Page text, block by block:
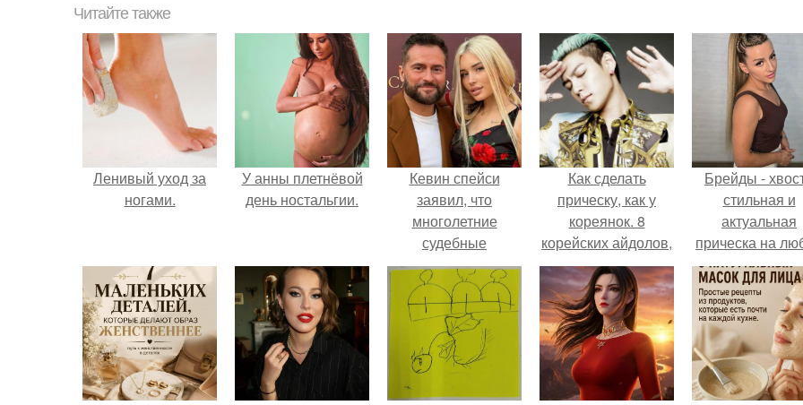
Читайте также
Ленивый уход за
ногами.
У анны плетнёвой
день ностальгии.
Кевин спейси
заявил, что
многолетние
судебные
разбирательства
практически
уничтожили его
состояние.
Как сделать
прическу, как у
кореянок. 8
корейских айдолов,
лишь
похорошевших с
годами.
Брейды -
стильная и
актуальная
прическа на
случай.